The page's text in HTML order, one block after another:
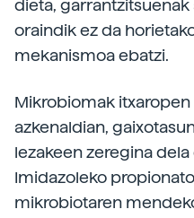
dieta, garrantzitsuenak
oraindik ez da
mekanismoa ebatzi.
Mikrobiomak
azkenaldian,
lezakeen zeregina dela
Imidazoleko
mikrobiotaren